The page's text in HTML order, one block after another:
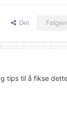
Del
tips til å fikse